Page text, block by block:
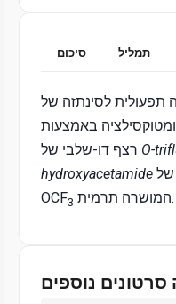
סיכום תמליל
תפעולית לסינתזה של
באמצעות
O-
hydroxyacetamide
OCF3 המושרה תרמית.
סרטונים נוספים